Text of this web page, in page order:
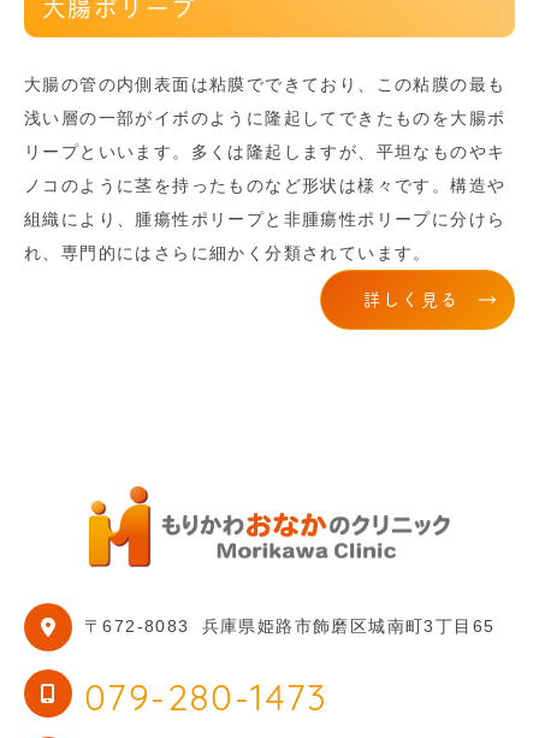
大腸ポリープ
大腸の管の内側表面は粘膜でできており、この粘膜の最も
浅い層の一部がイボのように隆起してできたものを大腸ポ
リープといいます。多くは隆起しますが、平坦なものやキ
ノコのように茎を持ったものなど形状は様々です。構造や
組織により、腫瘍性ポリープと非腫瘍性ポリープに分けら
れ、専門的にはさらに細かく分類されています。
詳しく見る
〒672-8083 兵庫県姫路市飾磨区城南町3丁目65
079-280-1473